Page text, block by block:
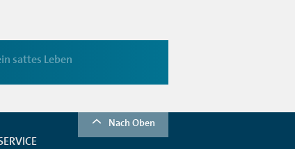
sattes Leben
Nach Oben